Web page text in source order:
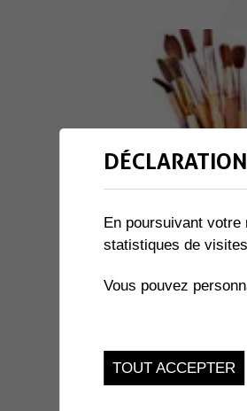
En poursuivant
statistiques de
Vous pouvez
TOUT ACCEPTER